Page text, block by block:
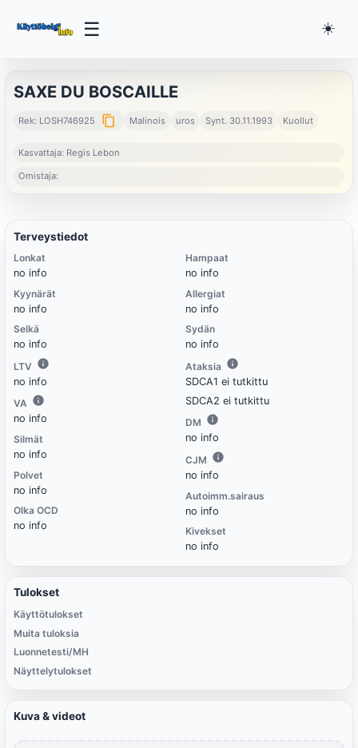
☰ ☀️
SAXE DU BOSCAILLE
Rek: LOSH746925 content_copy Malinois uros Synt. 30.11.1993 Kuollut
Kasvattaja: Regis Lebon
Omistaja:
Terveystiedot
Lonkat
no info
Kyynärät
no info
Selkä
no info
LTV
no info
VA
no info
Silmät
no info
Polvet
no info
Olka OCD
no info
Hampaat
no info
Allergiat
no info
Sydän
no info
Ataksia
SDCA1 ei tutkittu
SDCA2 ei tutkittu
DM
no info
CJM
no info
Autoimm.sairaus
no info
Kivekset
no info
Tulokset
Käyttötulokset
Muita tuloksia
Luonnetesti/MH
Näyttelytulokset
Kuva & videot